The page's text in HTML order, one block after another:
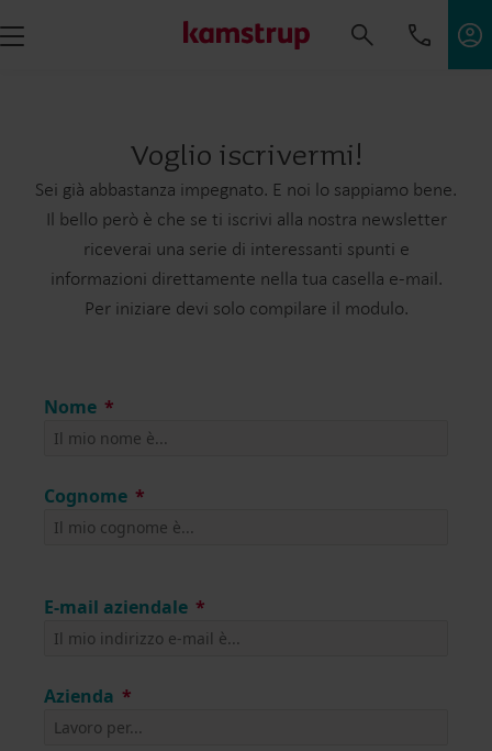
Voglio iscrivermi!
Sei già abbastanza impegnato. E noi lo sappiamo bene.
Il bello però è che se ti iscrivi alla nostra newsletter
riceverai una serie di interessanti spunti e
informazioni direttamente nella tua casella e-mail.
Per iniziare devi solo compilare il modulo.
Nome
Cognome
E-mail aziendale
Azienda